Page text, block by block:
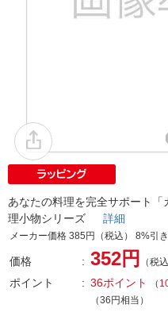
あなたの料理を完全サポート
理小物シリーズ 詳細
メーカー価格 385円（税込） 8%引
価格 352円 （税込
ポイント 36ポイント （
（36円相当）